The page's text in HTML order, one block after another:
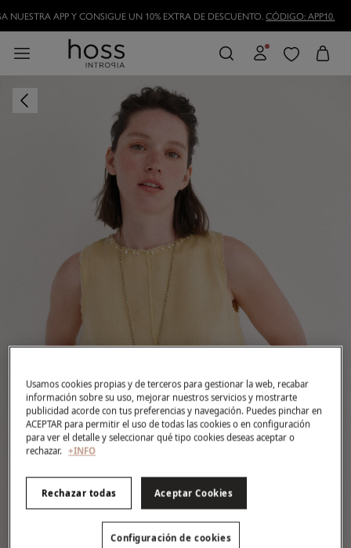
NUESTRA APP Y CONSIGUE UN 10% EXTRA DE DESCUENTO.CÓDIGO: APP10.
Usamos cookies propias y de terceros para gestionar la web, recabar
información sobre su uso, mejorar nuestros servicios y mostrarte
publicidad acorde con tus preferencias y navegación. Puedes pinchar en
ACEPTAR para permitir el uso de todas las cookies o en configuración
para ver el detalle y seleccionar qué tipo cookies deseas aceptar o
rechazar. +INFO
Rechazar todas Aceptar Cookies
Configuración de cookies